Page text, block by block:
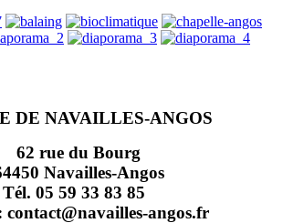
DE NAVAILLES-ANGOS
62 rue du Bourg
Navailles-Angos
Tél. 05 59 33 83 85
contact@navailles-angos.fr